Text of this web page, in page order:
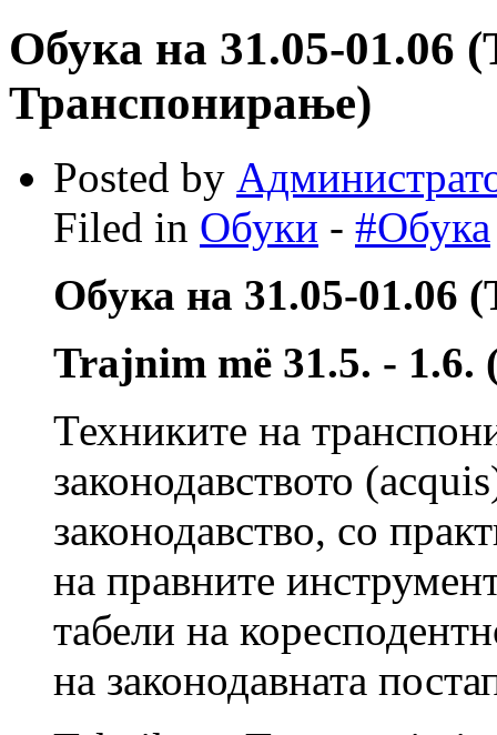
Обука на 31.05-01.06
Транспонирање)
Posted by
Filed in Обуки - #Обука
Обука на 31.05-01.06
Trajnim më 31.5. -
Техниките на
законодавството
законодавство, со
на правните
табели на
на законодавната